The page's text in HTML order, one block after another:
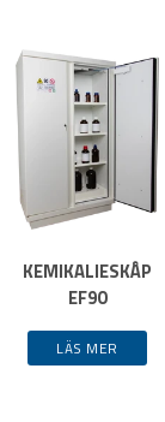
KEMIKALIESKÅP
EF90
LÄS MER